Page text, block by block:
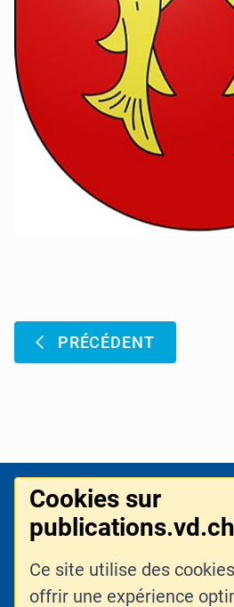
Cookies sur
publications.vd.ch
Ce site utilise des
offrir une expérience
PRÉCÉDENT:
Pied de page
LIENS CONNEXES CONTACT
LOGO DE L'ENTITÉ